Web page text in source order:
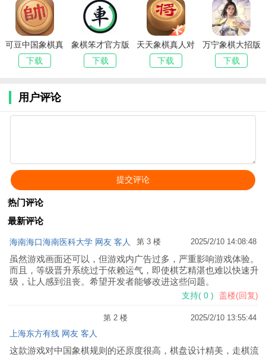
可豆中国象棋真
人对战免费版
v1.0.2
下载
象棋笨才官方版
v1.0.5
下载
天天象棋真人对
战免费下载
v4.3.0.2
下载
万宁象棋大招版
v2.1
下载
用户评论
热门评论
最新评论
第 3 楼
海南海口海南医科大学 网友 客人 2025/2/10 14:08:48
虽然游戏画面还可以，但游戏内广告过多，严重影响游戏体验。
而且，等级晋升系统过于依赖运气，即使棋艺精湛也难以快速升
级，让人感到沮丧。希望开发者能够改进这些问题。
支持(0 ) 盖楼(回复)
第 2 楼
上海东方有线 网友 客人
2025/2/10 13:55:44
这款游戏对中国象棋规则的还原度很高，棋盘设计精美，走棋流